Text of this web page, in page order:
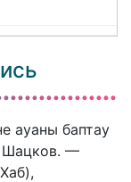
ауаны баптау
Шацков. —